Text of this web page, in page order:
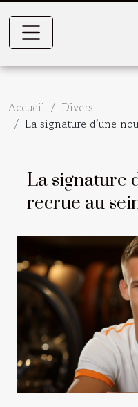
Accueil
Divers
La signature d’une
La signature
recrue au